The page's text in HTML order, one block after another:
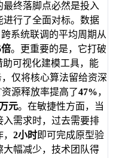
终落脚点必然是投入
行了全面对标。数据
系统联调的平均周期从
倍。更重要的是，它打破
可视化建模工具，能
仅将核心算法留给资深
源释放率提高了47%，
元。在敏捷性方面，当
需求时，过去需要排
2小时即可完成原型验
幅减少，技术团队得